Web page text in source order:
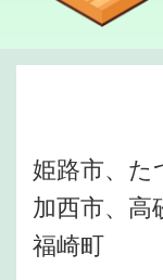
姫路市、た
加西市、高
福崎町